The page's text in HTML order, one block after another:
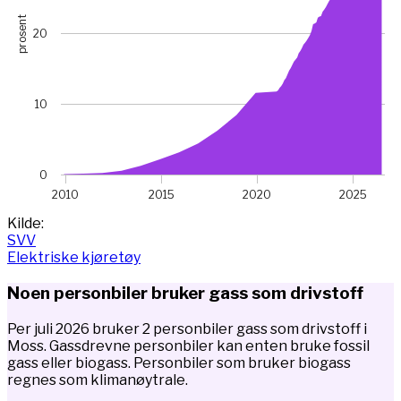
prosent
2010 2015 2020 2025
0
10
20
End of interactive chart.
Kilde:
SVV
Elektriske kjøretøy
Noen personbiler bruker gass som drivstoff
Per juli 2026 bruker 2 personbiler gass som drivstoff i
Moss. Gassdrevne personbiler kan enten bruke fossil
gass eller biogass. Personbiler som bruker biogass
regnes som klimanøytrale.